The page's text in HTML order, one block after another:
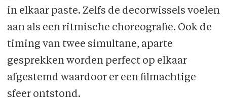
in elkaar paste. Zelfs de decorwissels voelen
aan als een ritmische choreografie. Ook de
timing van twee simultane, aparte
gesprekken worden perfect op elkaar
afgestemd waardoor er een filmachtige
sfeer ontstond.